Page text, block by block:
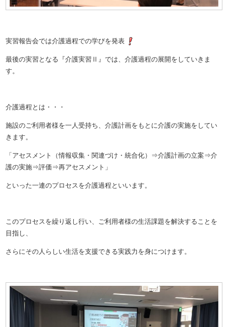
実習報告会では介護過程での学びを発表
最後の実習となる『介護実習Ⅱ』では、介護過程の展開をしていきま
す。
介護過程とは・・・
施設のご利用者様を一人受持ち、介護計画をもとに介護の実施をしてい
きます。
「アセスメント（情報収集・関連づけ・統合化）⇒介護計画の立案⇒介
護の実施⇒評価⇒再アセスメント」
といった一連のプロセスを介護過程といいます。
このプロセスを繰り返し行い、ご利用者様の生活課題を解決することを
目指し、
さらにその人らしい生活を支援できる実践力を身につけます。